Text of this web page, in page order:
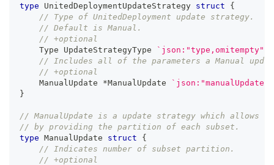
type UnitedDeploymentUpdateStrategy struct
{
// Type of UnitedDeployment update strategy.
// Default is Manual.
// +optional
    Type UpdateStrategyType
`json:"type,omitempty"`
// Includes all of the parameters a Manual
// +optional
    ManualUpdate
*ManualUpdate
}
// ManualUpdate is a update strategy which allows
// by providing the partition of each subset.
type ManualUpdate struct
{
// Indicates number of subset partition.
// +optional